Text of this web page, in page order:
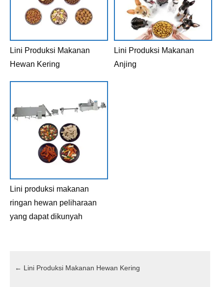
Lini Produksi Makanan
Hewan Kering
Lini Produksi Makanan
Anjing
Lini produksi makanan
ringan hewan peliharaan
yang dapat dikunyah
← Lini Produksi Makanan Hewan Kering